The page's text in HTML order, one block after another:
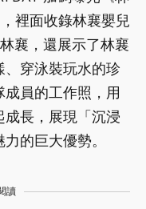
裡面收錄林襄嬰兒
襄，還展示了林襄
穿泳裝玩水的珍
員的工作照，用
成長，展現「沉浸
的巨大優勢。
讀